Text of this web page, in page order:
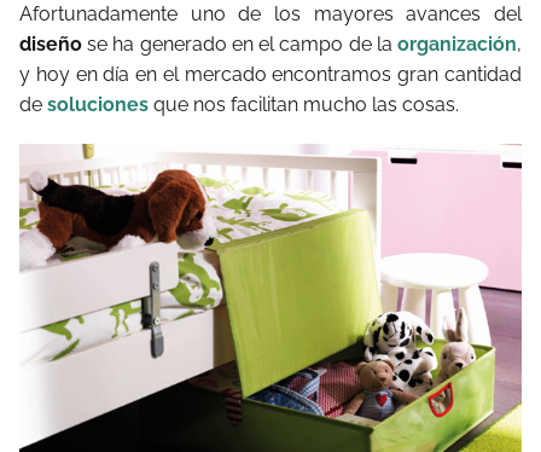
Afortunadamente uno de los mayores avances del
diseñose ha generado en el campo de laorganización,
y hoy en día en el mercado encontramos gran cantidad
de soluciones que nos facilitan mucho las cosas.